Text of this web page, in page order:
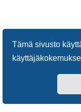
Tämä sivusto